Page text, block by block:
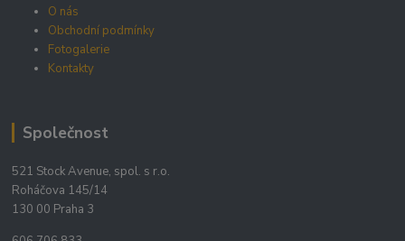
O nás
Obchodní podmínky
Fotogalerie
Kontakty
Společnost
521 Stock Avenue, spol. s r.o.
Roháčova 145/14
130 00 Praha 3